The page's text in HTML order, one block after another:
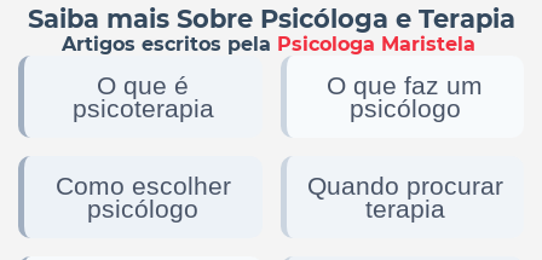
Saiba mais Sobre Psicóloga e Terapia
Artigos escritos pela Psicologa Maristela
O que é
psicoterapia
O que faz um
psicólogo
Como escolher
psicólogo
Quando procurar
terapia